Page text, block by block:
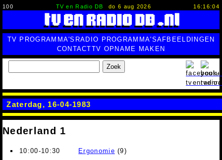
100 TV en Radio DB do 6 aug 2026 16:16:05
TV PROGRAMMA'S RADIO PROGRAMMA'SAFBEELDINGEN
CONTACTTV OPNAME MAKEN
Zoek
Zaterdag, 16-04-1983
Nederland 1
10:00-10:30 Ergonomie (9)